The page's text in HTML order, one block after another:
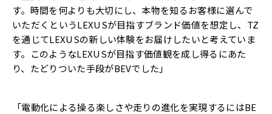
す。時間を何よりも大切にし、本物を知るお客様に選んで
いただくというLEXUSが目指すブランド価値を想定し、TZ
を通じてLEXUSの新しい体験をお届けしたいと考えていま
す。このようなLEXUSが目指す価値観を成し得るにあた
り、たどりついた手段がBEVでした」
「電動化による操る楽しさや走りの進化を実現するにはBE